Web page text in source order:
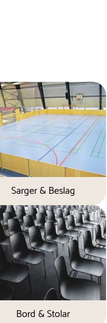
Sarger & Beslag
Bord & Stolar